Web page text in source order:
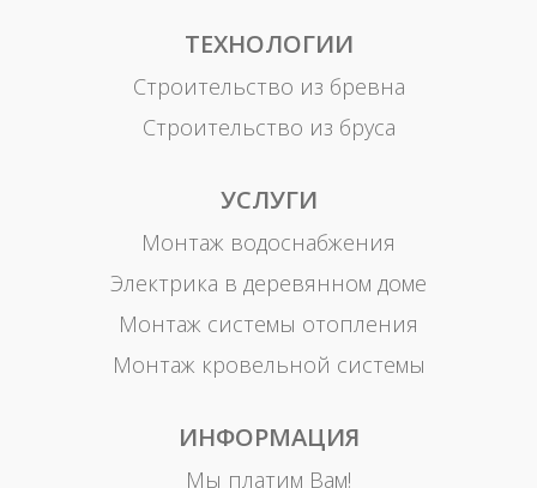
ТЕХНОЛОГИИ
Строительство из бревна
Строительство из бруса
УСЛУГИ
Монтаж водоснабжения
Электрика в деревянном доме
Монтаж системы отопления
Монтаж кровельной системы
ИНФОРМАЦИЯ
Мы платим Вам!